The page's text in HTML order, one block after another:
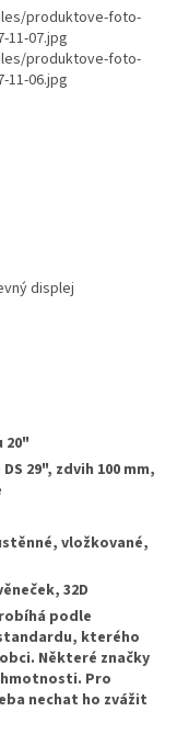
produktove-foto-
11-07.jpg
produktove-foto-
11-06.jpg
displej
20"
29", zdvih 100 mm,
vložkované,
32D
podle
kterého
Některé značky
Pro
nechat ho zvážit